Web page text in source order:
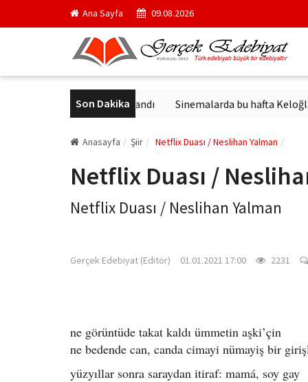
Ana Sayfa 09.08.2026
Son Dakika
ünlü yapıtı yayımlandı Sinemalarda bu hafta Keloğlan ve
Anasayfa Şiir Netflix Duası / Neslihan Yalman
Netflix Duası /
Netflix Duası / Neslihan Yalman
Gerçek Edebiyat (Editör) 01.01.2021 17:00 2231
ne görüntüde takat kaldı ümmetin aşki’çin
ne bedende can, canda cimayi nümayiş bir
yüzyıllar sonra saraydan itiraf: mamá, soy gay